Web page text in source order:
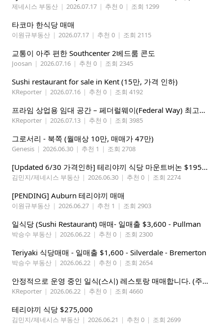
제네시스 부동산 | 2026.07.17 | 추천 0 | 조회 1299
타코마 한식당 매매
이원규부동산 | 2026.07.17 | 추천 0 | 조회 2115
교통이 아주 편한 Southcenter 2베드룸 콘도
Joosan | 2026.07.16 | 추천 0 | 조회 2345
Sushi restaurant for sale in Kent (15만, 가격 인하)
KReporter | 2026.07.16 | 추천 0 | 조회 4192
프라임 상업용 임대 공간 – 페더럴웨이(Federal Way) 최고의 가시성 입지
KReporter | 2026.07.13 | 추천 0 | 조회 3985
그로서리 - 북쪽 (월매상 10만, 매매가 47만)
Genesis | 2026.06.30 | 추천 1 | 조회 2708
[Updated 6/30 가격인하] 테리야끼 식당 마운트버논 $195,000
김민지/제네시스 부동산 | 2026.06.30 | 추천 0 | 조회 2274
[PENDING] Auburn 테리야끼 매매
이원규부동산 | 2026.06.27 | 추천 1 | 조회 2903
일식당 (Sushi Restaurant) 매매- 일매출 $3,600 - Pullman
박승수 부동산 | 2026.06.22 | 추천 0 | 조회 2300
Teriyaki 식당매매 - 일매출 $1,600 - Silverdale - Bremerton
박승수 부동산 | 2026.06.22 | 추천 0 | 조회 2654
안정적으로 운영 중인 일식(스시) 레스토랑 매매합니다. (주인없는 가게)
KReporter | 2026.06.22 | 추천 0 | 조회 4660
테리야끼 식당 $275,000
김민지/제네시스 부동산 | 2026.06.21 | 추천 0 | 조회 2699